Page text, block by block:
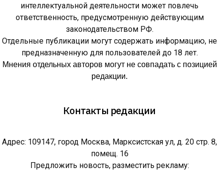
интеллектуальной деятельности может повлечь
ответственность, предусмотренную действующим
законодательством РФ.
Отдельные публикации могут содержать информацию, не
предназначенную для пользователей до 18 лет.
Мнения отдельных авторов могут не совпадать с позицией
редакции.
Контакты редакции
Адрес: 109147, город Москва, Марксистская ул, д. 20 стр. 8,
помещ. 16
Предложить новость, разместить рекламу: